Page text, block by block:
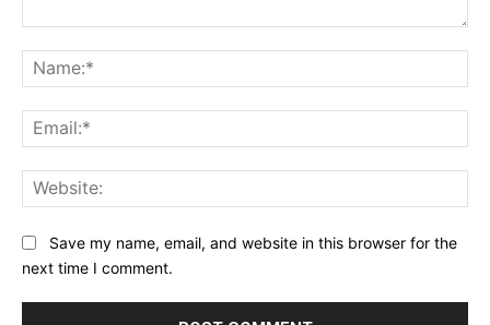
Save my name, email, and website in this browser for the
next time I comment.